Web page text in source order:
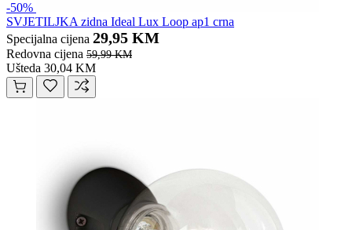
-50%
SVJETILJKA zidna Ideal Lux Loop ap1 crna
Specijalna cijena 29,95 KM
Redovna cijena 59,99 KM
Ušteda 30,04 KM